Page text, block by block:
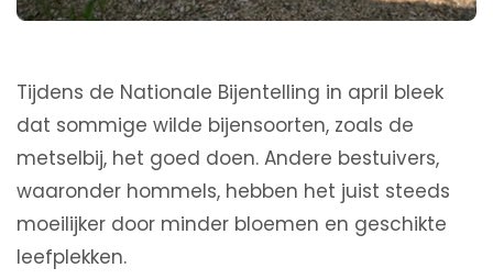
Tijdens de Nationale Bijentelling in april bleek
dat sommige wilde bijensoorten, zoals de
metselbij, het goed doen. Andere bestuivers,
waaronder hommels, hebben het juist steeds
moeilijker door minder bloemen en geschikte
leefplekken.